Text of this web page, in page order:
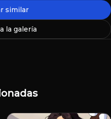
similar
la galería